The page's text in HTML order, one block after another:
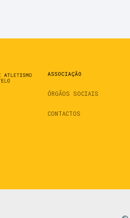
ASSOCIAÇÃO
ÓRGÃOS SOCIAIS
CONTACTOS